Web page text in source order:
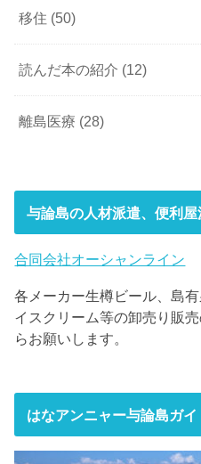
移住 (50)
読んだ本の紹介 (12)
離島医療 (28)
与論島の人材派遣、便利
合同会社オーシャンライン
各メーカー生樽ビール、島
イスクリーム等の卸売り販
らお願いします。
はなアンニャー与論島ガ